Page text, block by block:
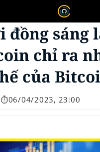
đồng sáng
chỉ ra
của
⏱️06/04/2023, 23:00